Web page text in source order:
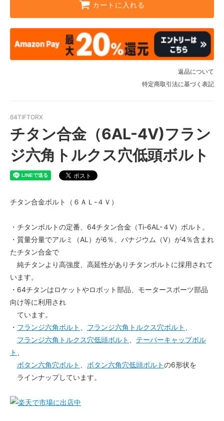
カートに入れる
返品について
特定商取引法に基づく表記
64TIFTORX
チタン合金（6AL-4V)フラン
ジ六角トルクス穴低頭ボルト
チタン合金ボルト（６ＡＬ-４Ｖ）
・チタンボルトの定番、64チタン合金（Ti-6AL-４V）ボルト。
・質量分量でアルミ（AL）が6％、バナジウム（V）が4％含まれ
たチタン合金で
純チタンより高強度、高延性がありチタンボルトに採用されて
います。
・64チタンはロケットやロボット部品、モータースポーツ部品
向け等に利用され
ています。
・ フランジ六角ボルト フランジ六角トルクス穴ボルト
フランジ六角トルクス穴低頭ボルト
テーパーキャップボル
ト
ボタン六角穴ボルト
ボタン六角穴低頭ボルトの6形状を
ラインナップしています。